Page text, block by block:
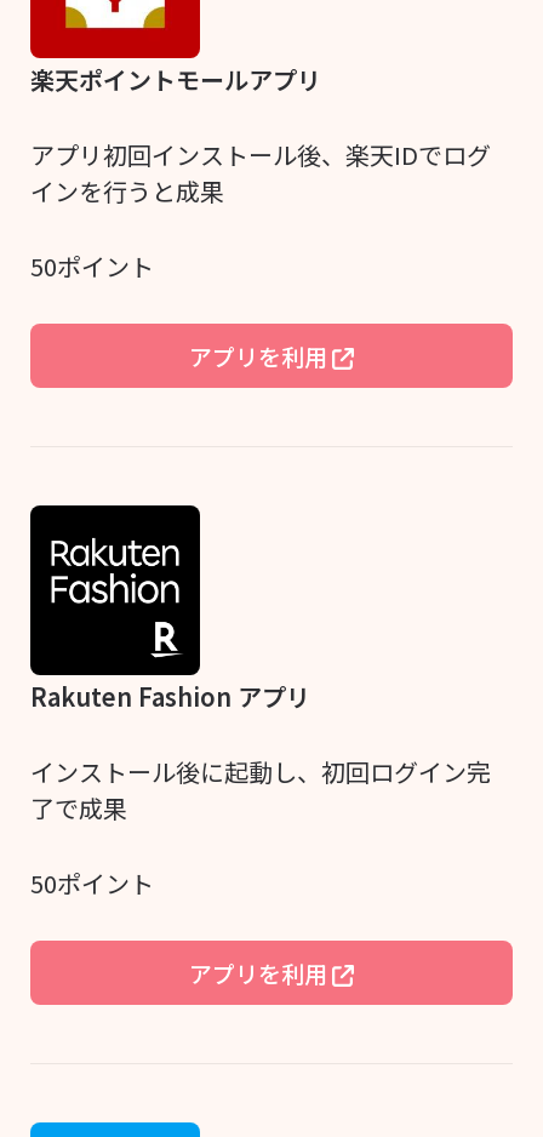
楽天ポイントモールアプリ
アプリ初回インストール後、楽天IDでログ
インを行うと成果
50ポイント
アプリを利用
Rakuten Fashion アプリ
インストール後に起動し、初回ログイン完
了で成果
50ポイント
アプリを利用